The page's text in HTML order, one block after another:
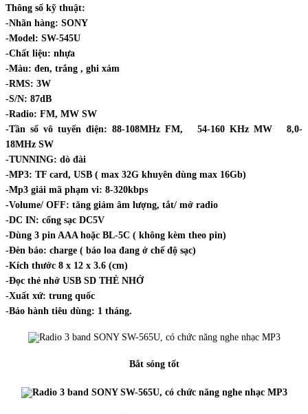
Thông số kỹ thuật:
-Nhãn hàng: SONY
-Model: SW-545U
-Chất liệu: nhựa
-Màu: đen, trắng , ghi xám
-RMS: 3W
-S/N: 87dB
-Radio: FM, MW SW
-Tần số vô tuyến điện: 88-108MHz FM, 54-160 KHz MW 8,0-
18MHz SW
-TUNNING: dò đài
-MP3: TF card, USB ( max 32G khuyên dùng max 16Gb)
-Mp3 giải mã phạm vi: 8-320kbps
-Volume/ OFF: tăng giảm âm lượng, tắt/ mở radio
-DC IN: cổng sạc DC5V
-Dùng 3 pin AAA hoặc BL-5C ( không kèm theo pin)
-Đèn báo: charge ( báo loa đang ở chế độ sạc)
-Kích thước 8 x 12 x 3.6 (cm)
-Đọc thẻ nhớ USB SD THẺ NHỚ
-Xuất xứ: trung quốc
-Bảo hành tiêu dùng: 1 tháng.
Bắt sóng tốt